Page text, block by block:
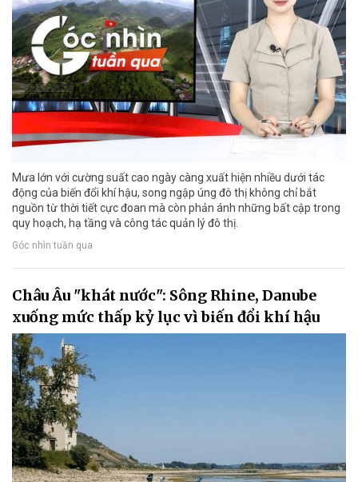
Mưa lớn với cường suất cao ngày càng xuất hiện nhiều dưới tác
động của biến đổi khí hậu, song ngập úng đô thị không chỉ bắt
nguồn từ thời tiết cực đoan mà còn phản ánh những bất cập trong
quy hoạch, hạ tầng và công tác quản lý đô thị.
Góc nhìn tuần qua
Châu Âu "khát nước": Sông Rhine, Danube
xuống mức thấp kỷ lục vì biến đổi khí hậu